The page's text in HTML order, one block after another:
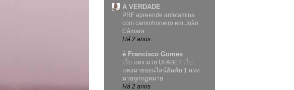
A VERDADE
PRF apreende anfetamina
com caminhoneiro em João
Câmara
Há 2 anos
é Francisco Gomes
เว็บ แทง มวย UFABET เว็บ
แทงมวยออนไลน์อันดับ 1 แทง
มวยถูกกฎหมาย
Há 2 anos